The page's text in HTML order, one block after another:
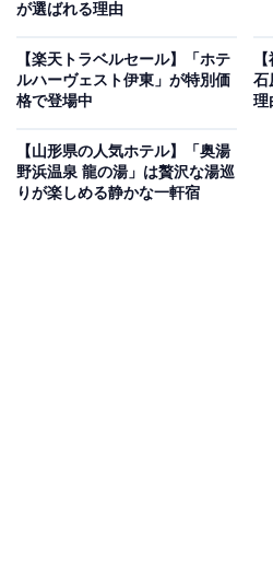
楽天トラベルでホ
が選ばれる理由
【楽天トラベルセール】「ホテ
ルハーヴェスト伊東」が特別価
格で登場中
石
理
【山形県の人気ホテル】「奥湯
野浜温泉 龍の湯」は贅沢な湯巡
りが楽しめる静かな一軒宿